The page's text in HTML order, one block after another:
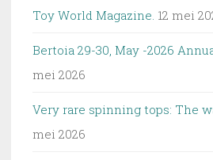
Toy World Magazine. 12 mei
Bertoia 29-30, May -2026
mei 2026
Very rare spinning tops: The
mei 2026